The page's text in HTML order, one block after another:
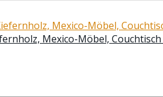
Mexico-Möbel,